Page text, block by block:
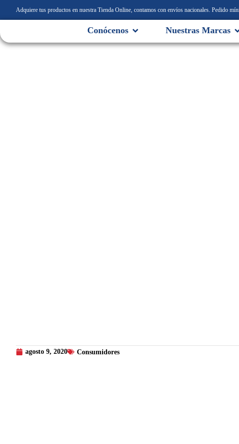
Adquiere tus productos en nuestra Tienda Online, contamos con envíos nacionales. Pedido
Conócenos Nuestras Marcas
agosto 9, 2020 Consumidores